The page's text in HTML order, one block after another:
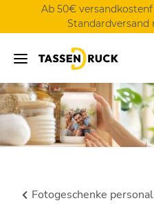
Ab 50€
Standardversand
Fotogeschenke